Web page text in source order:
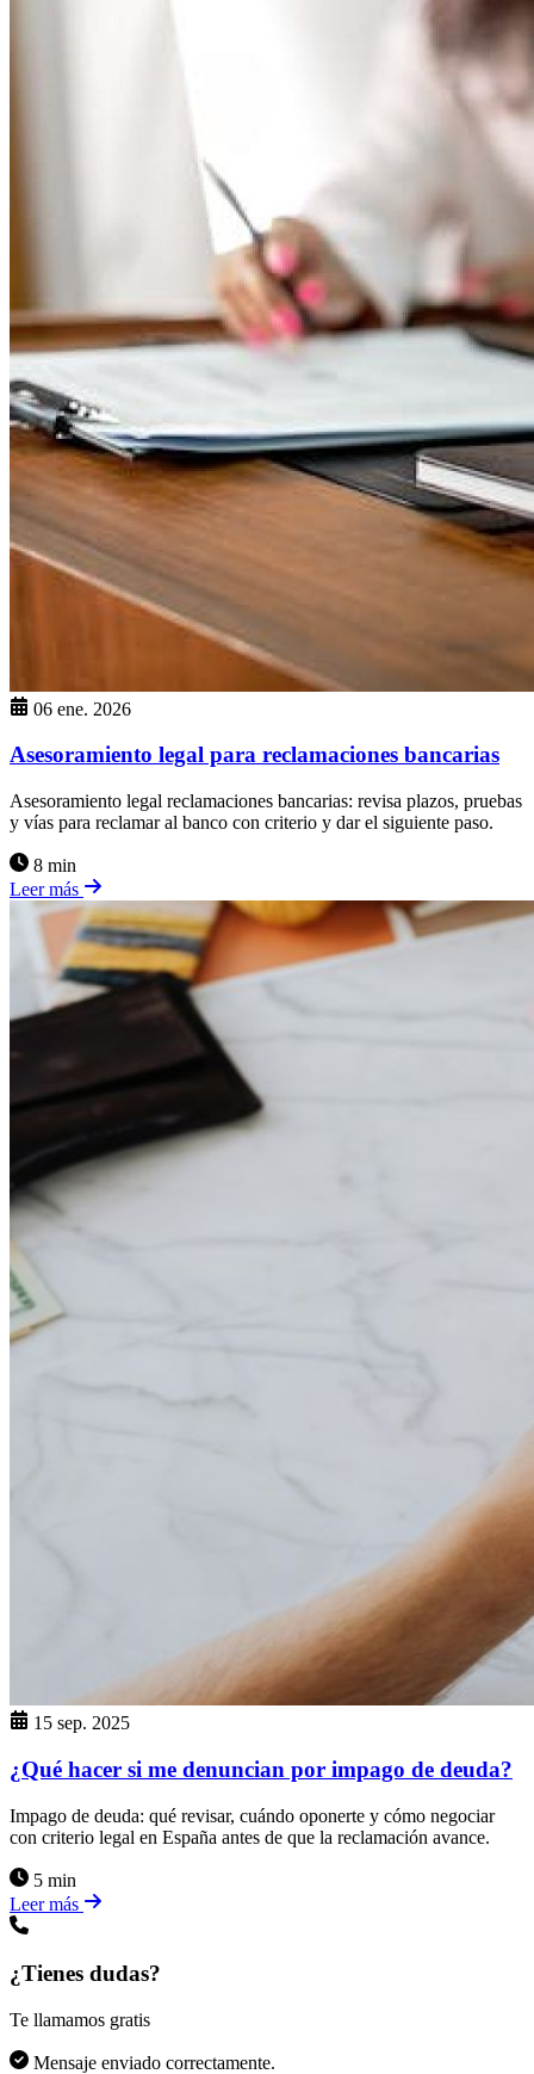
06 ene. 2026
Asesoramiento legal para reclamaciones bancarias
Asesoramiento legal reclamaciones bancarias: revisa plazos, pruebas
y vías para reclamar al banco con criterio y dar el siguiente paso.
8 min
Leer más
15 sep. 2025
¿Qué hacer si me denuncian por impago de deuda?
Impago de deuda: qué revisar, cuándo oponerte y cómo negociar
con criterio legal en España antes de que la reclamación avance.
5 min
Leer más
¿Tienes dudas?
Te llamamos gratis
Mensaje enviado correctamente.